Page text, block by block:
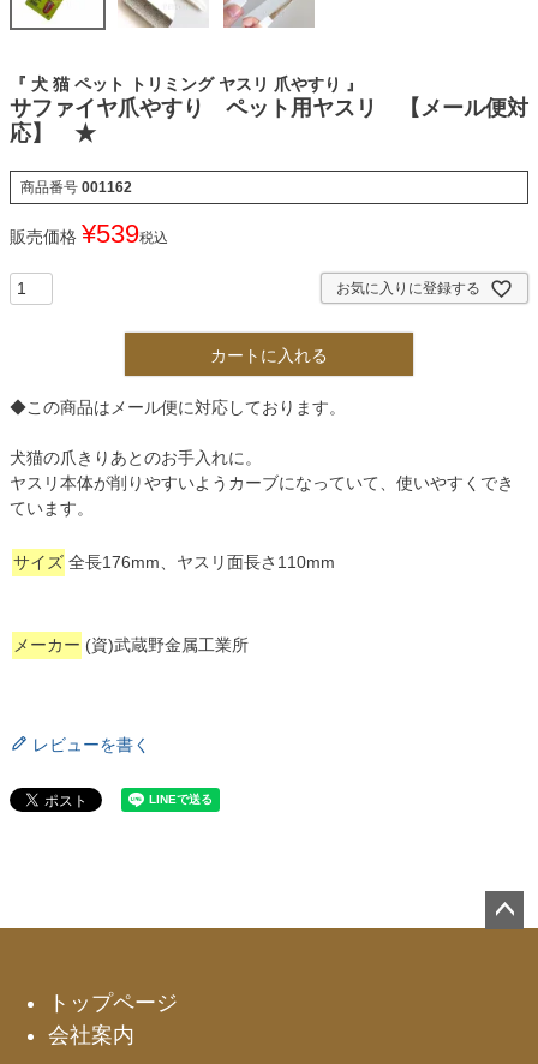
『 犬 猫 ペット トリミング ヤスリ 爪やすり 』
サファイヤ爪やすり ペット用ヤスリ 【メール便対
応】 ★
商品番号 001162
販売価格 ¥539税込
お気に入りに登録する
カートに入れる
◆この商品はメール便に対応しております。
犬猫の爪きりあとのお手入れに。
ヤスリ本体が削りやすいようカーブになっていて、使いやすくでき
ています。
サイズ 全長176mm、ヤスリ面長さ110mm
メーカー (資)武蔵野金属工業所
レビューを書く
トップページ
会社案内